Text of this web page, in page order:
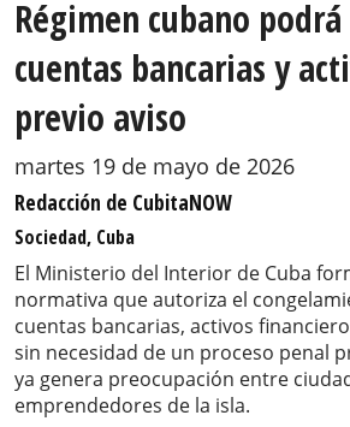
Régimen cubano
cuentas bancarias y
previo aviso
martes 19 de mayo de 2026
Redacción de CubitaNOW
Sociedad, Cuba
El Ministerio del Interior de Cuba
normativa que autoriza el
cuentas bancarias, activos
sin necesidad de un proceso penal
ya genera preocupación entre
emprendedores de la isla.